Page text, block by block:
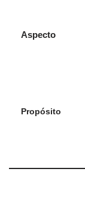
Aspecto
Propósito